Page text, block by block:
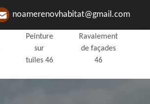
noamerenovhabitat@gmail.com
Peinture
sur
tuiles 46
Ravalement
de façades
46